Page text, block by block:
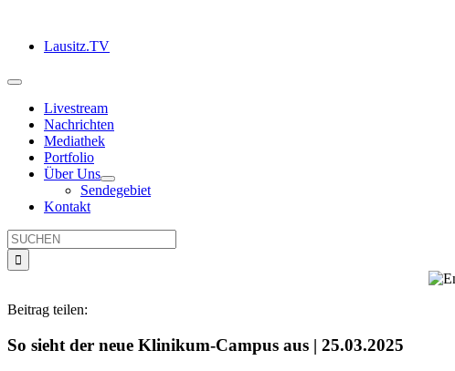
springenLausitz.TV
Toggle
NavigationLivestream
Nachrichten
Mediathek
Portfolio
Über Uns
Sendegebiet
Kontakt
Suche
nach:
Beitrag teilen:
So sieht der neue Klinikum-Campus aus | 25.03.2025